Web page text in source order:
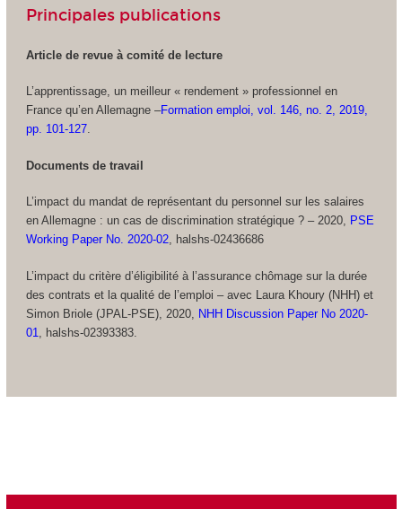
Principales publications
Article de revue à comité de lecture
L’apprentissage, un meilleur « rendement » professionnel en
France qu’en Allemagne –Formation emploi, vol. 146, no. 2, 2019,
pp. 101-127.
Documents de travail
L’impact du mandat de représentant du personnel sur les salaires
en Allemagne : un cas de discrimination stratégique ? – 2020, PSE
Working Paper No. 2020-02, halshs-02436686
L’impact du critère d’éligibilité à l’assurance chômage sur la durée
des contrats et la qualité de l’emploi – avec Laura Khoury (NHH) et
Simon Briole (JPAL-PSE), 2020, NHH Discussion Paper No 2020-
01
, halshs-02393383.